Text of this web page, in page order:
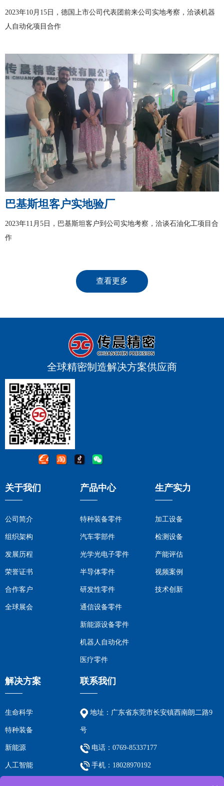
2023年10月15日，德国上市公司代表团前来公司实地考察，洽谈机器
人自动化项目合作
巴基斯坦客户实地验厂
2023年11月5日，巴基斯坦客户到公司实地考察，洽谈石油化工项目合
作
查看更多
全球精密制造解决方案供应商
关于我们
公司简介
组织架构
发展历程
荣誉证书
合作客户
全球展会
产品中心
特种装备零件
汽车零部件
光学光电子零件
半导体零件
研发性零件
通信设备零件
新能源设备零件
机器人自动化件
医疗零件
生产实力
加工设备
检测设备
产能评估
视频案例
技术创新
解决方案
生命科学
特种装备
新能源
人工智能
联系我们
地址：广东省东莞市长安镇西南朗二路9
号
电话：0769-85337177
手机：18028970192